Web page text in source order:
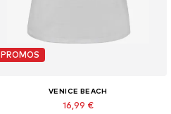
PROMOS
VENICE BEACH
16,99 €